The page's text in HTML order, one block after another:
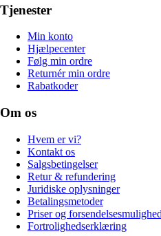
Tjenester
Min konto
Hjælpecenter
Følg min ordre
Returnér min ordre
Rabatkoder
Om os
Hvem er vi?
Kontakt os
Salgsbetingelser
Retur & refundering
Juridiske oplysninger
Betalingsmetoder
Priser og
Fortrolighedserklæring